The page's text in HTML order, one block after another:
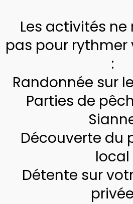
Les activités
pas pour rythmer
:
Randonnée sur
Parties de
Découverte du
local
Détente sur
privée